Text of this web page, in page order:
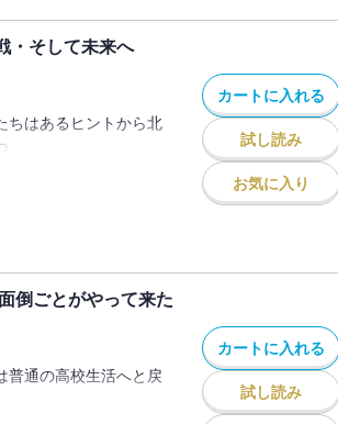
ショーのその前
攻防）第三章 頭髪上
ずべからず（用意周
を飲まず（敵の敵は
縄の如し（ガチ妖魔
題、筆のあやまり
河、山を移す（シフ
（主役系キャラクタ
の事業拡張 とある
起こり続けてしまう。
り、新山小春は呪詛
目論む妖魔たちと戦
まる！
の覚醒。
事件は起こります。
って来た魔導商人と
いの中で、乙葉浩介た
・そして未来へ
ちはあるヒントから北
発動、果たして乙葉
によってひっくり返さ
た異邦人・エルフの
葉たちはやはり立ち上
カートに入れる
試し読み
お気に入り
倒ごとがやって来た
普通の高校生活へと戻
カートに入れる
試し読み